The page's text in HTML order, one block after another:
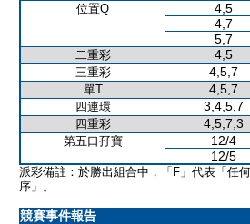
位置Q 4,5
4,7
5,7
二重彩 4,5
三重彩 4,5,7
單T 4,5,7
四連環 3,4,5,7
四重彩 4,5,7,3
第五口孖寶 12/4
12/5
派彩備註：於勝出組合中，「F」代表「任
序」。
競賽事件報告